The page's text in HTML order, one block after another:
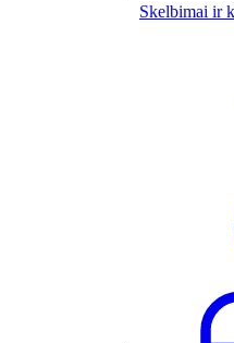
Skelbimai ir